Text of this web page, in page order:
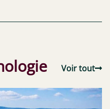
Voir tout